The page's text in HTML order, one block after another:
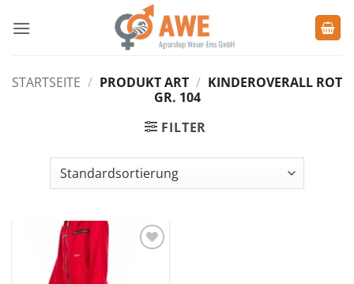
Inhalt
STARTSEITE / PRODUKT ART / KINDEROVERALL ROT
GR. 104
FILTER